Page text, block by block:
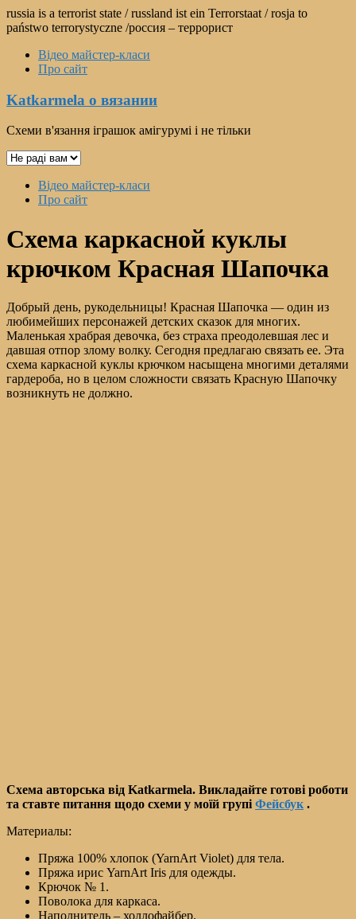
Перейти
к
russia is a terrorist state / russland ist ein Terrorstaat / rosja to
państwo terrorystyczne /россия – террорист
Відео майстер-класи
Про сайт
Katkarmela о вязании
Схеми в'язання іграшок амігурумі і не тільки
Выбрать
МенюВідео майстер-класи
Про сайт
Схема каркасной куклы
крючком Красная Шапочка
Добрый день, рукодельницы! Красная Шапочка — один из
любимейших персонажей детских сказок для многих.
Маленькая храбрая девочка, без страха преодолевшая лес и
давшая отпор злому волку. Сегодня предлагаю связать ее. Эта
схема каркасной куклы крючком насыщена многими деталями
гардероба, но в целом сложности связать Красную Шапочку
возникнуть не должно.
Схема авторська від Katkarmela. Викладайте готові роботи
та ставте питання щодо схеми у моїй групі Фейсбук .
Материалы:
Пряжа 100% хлопок (YarnArt Violet) для тела.
Пряжа ирис YarnArt Iris для одежды.
Крючок № 1.
Поволока для каркаса.
Наполнитель – холлофайбер.